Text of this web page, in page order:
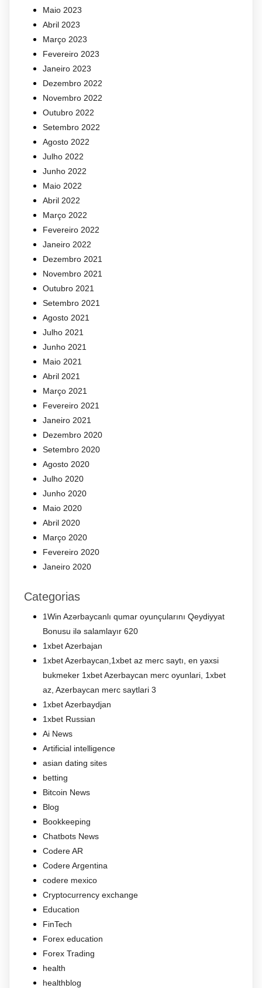
Maio 2023
Abril 2023
Março 2023
Fevereiro 2023
Janeiro 2023
Dezembro 2022
Novembro 2022
Outubro 2022
Setembro 2022
Agosto 2022
Julho 2022
Junho 2022
Maio 2022
Abril 2022
Março 2022
Fevereiro 2022
Janeiro 2022
Dezembro 2021
Novembro 2021
Outubro 2021
Setembro 2021
Agosto 2021
Julho 2021
Junho 2021
Maio 2021
Abril 2021
Março 2021
Fevereiro 2021
Janeiro 2021
Dezembro 2020
Setembro 2020
Agosto 2020
Julho 2020
Junho 2020
Maio 2020
Abril 2020
Março 2020
Fevereiro 2020
Janeiro 2020
Categorias
1Win Azərbaycanlı qumar oyunçularını Qeydiyyat
Bonusu ilə salamlayır 620
1xbet Azerbajan
1xbet Azerbaycan,1xbet az merc saytı, en yaxsi
bukmeker 1xbet Azerbaycan merc oyunlari, 1xbet
az, Azerbaycan merc saytlari 3
1xbet Azerbaydjan
1xbet Russian
Ai News
Artificial intelligence
asian dating sites
betting
Bitcoin News
Blog
Bookkeeping
Chatbots News
Codere AR
Codere Argentina
codere mexico
Cryptocurrency exchange
Education
FinTech
Forex education
Forex Trading
health
healthblog